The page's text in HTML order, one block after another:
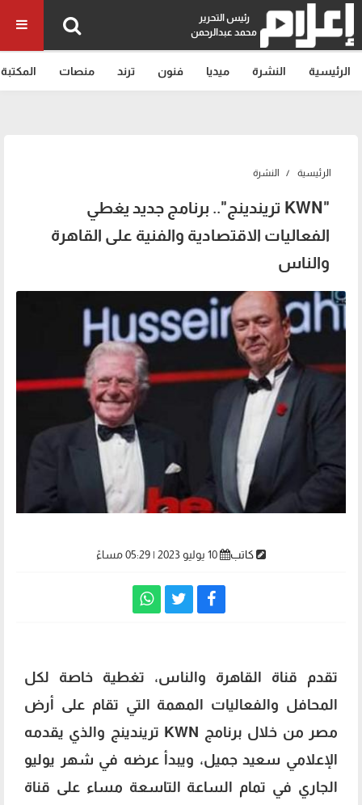
رئيس التحرير
محمد عبدالرحمن
الرئيسية النشرة ميديا فنون ترند منصات المكتبة
الرئيسية النشرة
"KWN تريندينج".. برنامج جديد يغطي
الفعاليات الاقتصادية والفنية على القاهرة
والناس
كاتب
تقدم قناة القاهرة والناس، تغطية خاصة لكل
المحافل والفعاليات المهمة التي تقام على أرض
مصر من خلال برنامج KWN تريندينج والذي يقدمه
الإعلامي سعيد جميل، ويبدأ عرضه في شهر يوليو
الجاري في تمام الساعة التاسعة مساء على قناة